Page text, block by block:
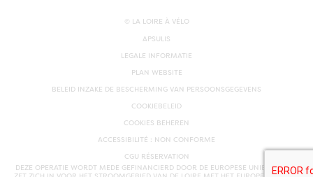
© LA LOIRE À VÉLO
APSULIS
LEGALE INFORMATIE
PLAN WEBSITE
BELEID INZAKE DE BESCHERMING VAN PERSOONSGEGEVENS
COOKIEBELEID
COOKIES BEHEREN
ACCESSIBILITÉ : NON CONFORME
CGU RÉSERVATION
DEZE OPERATIE WORDT MEDE GEFINANCIERD DOOR DE EUROPESE UNIE. EUROPA